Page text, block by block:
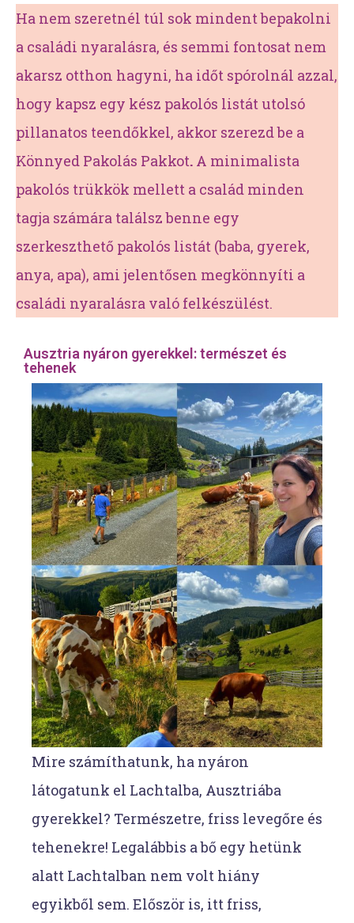
Ha nem szeretnél túl sok mindent bepakolni
a családi nyaralásra, és semmi fontosat nem
akarsz otthon hagyni, ha időt spórolnál azzal,
hogy kapsz egy kész pakolós listát utolsó
pillanatos teendőkkel, akkor szerezd be a
Könnyed Pakolás Pakkot. A minimalista
pakolós trükkök mellett a család minden
tagja számára találsz benne egy
szerkeszthető pakolós listát (baba, gyerek,
anya, apa), ami jelentősen megkönnyíti a
családi nyaralásra való felkészülést.
Ausztria nyáron gyerekkel: természet és
tehenek
Mire számíthatunk, ha nyáron
látogatunk el Lachtalba, Ausztriába
gyerekkel? Természetre, friss levegőre és
tehenekre! Legalábbis a bő egy hetünk
alatt Lachtalban nem volt hiány
egyikből sem. Először is, itt friss,